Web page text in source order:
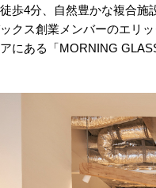
歩4分、自然豊かな複合
クス創業メンバーのエリ
にある「MORNING